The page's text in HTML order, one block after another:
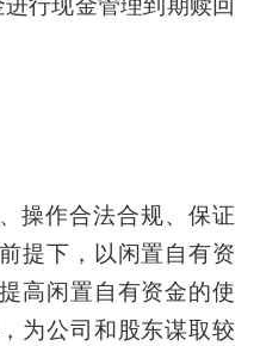
操作合法合规、保证
提下，以闲置自有资
高闲置自有资金的使
为公司和股东谋取较